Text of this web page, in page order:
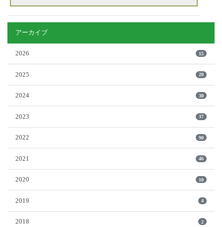
アーカイブ
2026 15
2025 20
2024 30
2023 37
2022 90
2021 46
2020 10
2019 4
2018 2